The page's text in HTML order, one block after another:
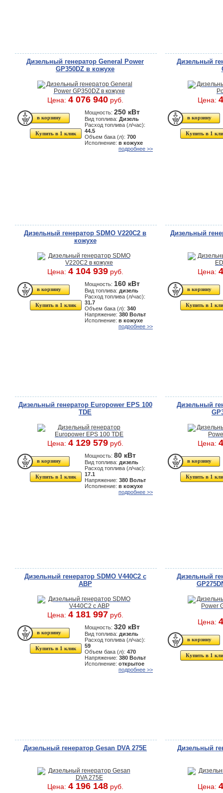
Дизельный генератор General Power
GP350DZ в кожухе
Цена: 4 076 940руб.
Купить в 1 клик
Мощность: 250 кВт
Вид топлива: Дизель
Расход топлива (л/час):
44.5
Объем бака (л): 700
Исполнение: в кожухе
подробнее >>
Дизельный
Цена:
Купить в 1
Дизельный генератор SDMO V220C2 в
кожухе
Цена: 4 104 939руб.
Купить в 1 клик
Мощность: 160 кВт
Вид топлива: дизель
Расход топлива (л/час):
31.7
Объем бака (л): 340
Напряжение: 380 Вольт
Исполнение: в кожухе
подробнее >>
Дизельный
Цена:
Купить в 1
Дизельный генератор Europower EPS 100
TDE
Цена: 4 129 579руб.
Купить в 1 клик
Мощность: 80 кВт
Вид топлива: дизель
Расход топлива (л/час):
17.1
Напряжение: 380 Вольт
Исполнение: в кожухе
подробнее >>
Дизельный
Цена:
Купить в 1
Дизельный генератор SDMO V440C2 с
АВР
Цена: 4 181 997руб.
Купить в 1 клик
Мощность: 320 кВт
Вид топлива: дизель
Расход топлива (л/час):
59
Объем бака (л): 470
Напряжение: 380 Вольт
Исполнение: открытое
подробнее >>
Дизельный
Цена:
Купить в 1
Дизельный генератор Gesan DVA 275E
Цена: 4 196 148руб.
Дизельный
Цена: